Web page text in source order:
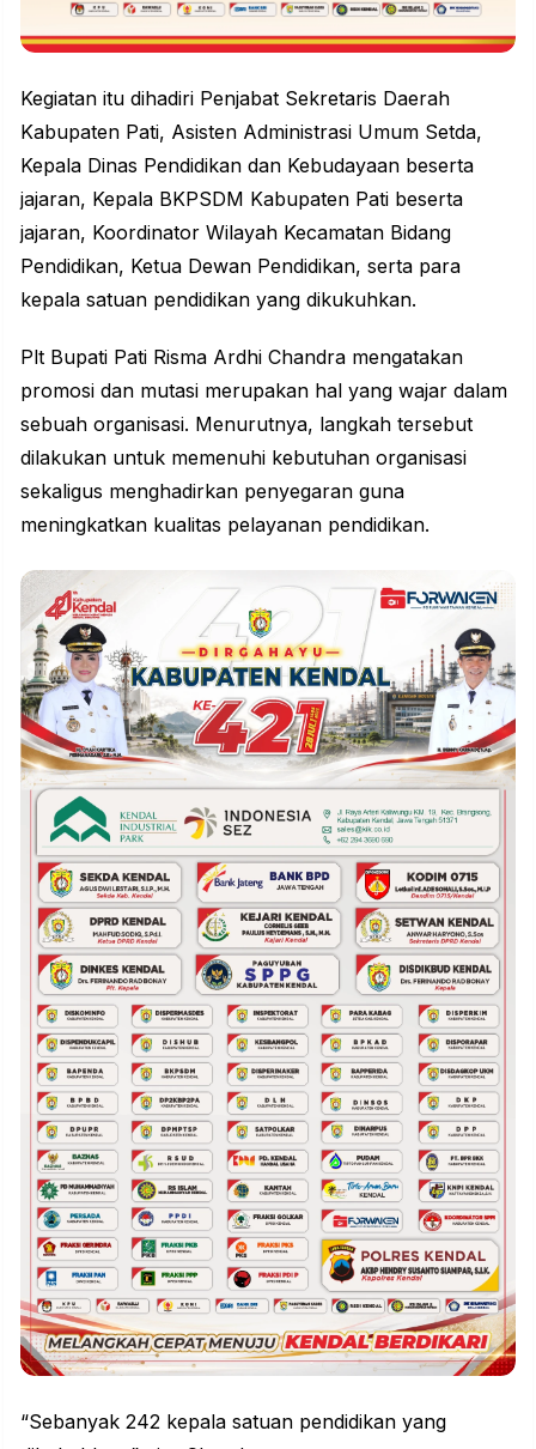
Kegiatan itu dihadiri Penjabat Sekretaris Daerah
Kabupaten Pati, Asisten Administrasi Umum Setda,
Kepala Dinas Pendidikan dan Kebudayaan beserta
jajaran, Kepala BKPSDM Kabupaten Pati beserta
jajaran, Koordinator Wilayah Kecamatan Bidang
Pendidikan, Ketua Dewan Pendidikan, serta para
kepala satuan pendidikan yang dikukuhkan.
Plt Bupati Pati Risma Ardhi Chandra mengatakan
promosi dan mutasi merupakan hal yang wajar dalam
sebuah organisasi. Menurutnya, langkah tersebut
dilakukan untuk memenuhi kebutuhan organisasi
sekaligus menghadirkan penyegaran guna
meningkatkan kualitas pelayanan pendidikan.
“Sebanyak 242 kepala satuan pendidikan yang